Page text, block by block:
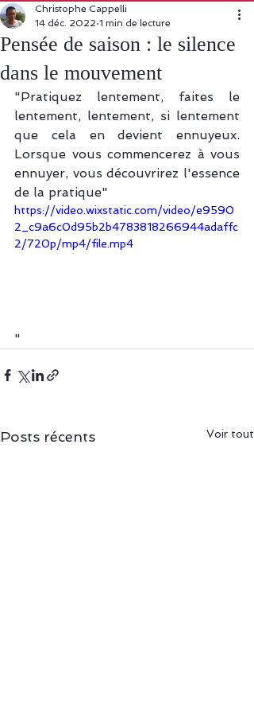
Pensée de saison : le silence
dans le mouvement
Christophe Cappelli
14 déc. 2022 1 min de lecture
"Pratiquez lentement, faites le
lentement, lentement, si lentement
que cela en devient ennuyeux.
Lorsque vous commencerez à vous
ennuyer, vous découvrirez l'essence
de la pratique"
https://video.wixstatic.com/video/e9590
2_c9a6c0d95b2b4783818266944adaffc
2/720p/mp4/file.mp4
"
Posts récents Voir tout